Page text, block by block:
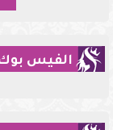
الفيس